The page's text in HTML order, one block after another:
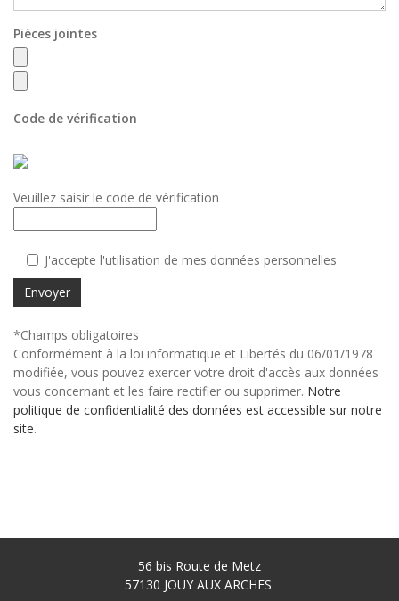
Pièces jointes
Code de vérification
Veuillez saisir le code de vérification
J'accepte l'utilisation de mes données personnelles
Envoyer
*Champs obligatoires
Conformément à la loi informatique et Libertés du 06/01/1978
modifiée, vous pouvez exercer votre droit d'accès aux données
vous concernant et les faire rectifier ou supprimer. Notre
politique de confidentialité des données est accessible sur notre
site.
56 bis Route de Metz
57130 JOUY AUX ARCHES